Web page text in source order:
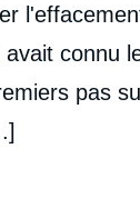
avait connu
pas